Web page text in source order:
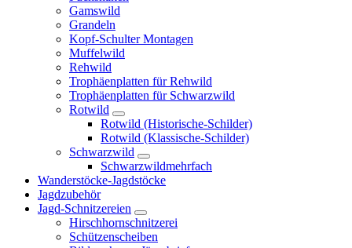
Gamswild
Grandeln
Kopf-Schulter Montagen
Muffelwild
Rehwild
Trophäenplatten für Rehwild
Trophäenplatten für Schwarzwild
Rotwild
Rotwild (Historische-Schilder)
Rotwild (Klassische-Schilder)
Schwarzwild
Schwarzwildmehrfach
Wanderstöcke-Jagdstöcke
Jagdzubehör
Jagd-Schnitzereien
Hirschhornschnitzerei
Schützenscheiben